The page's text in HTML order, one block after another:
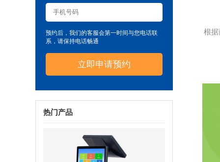
根据
预约后，我们的客服会第一时间与您电话联
系，请保持电话畅通
热门产品